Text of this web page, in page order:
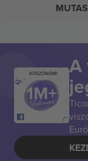
KÖSZÖNÖM! A